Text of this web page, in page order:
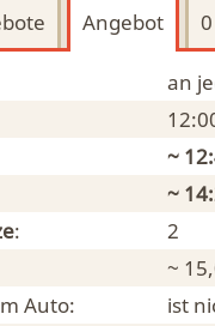
Angebot
an
~
~
:
2
~
Auto:
ist